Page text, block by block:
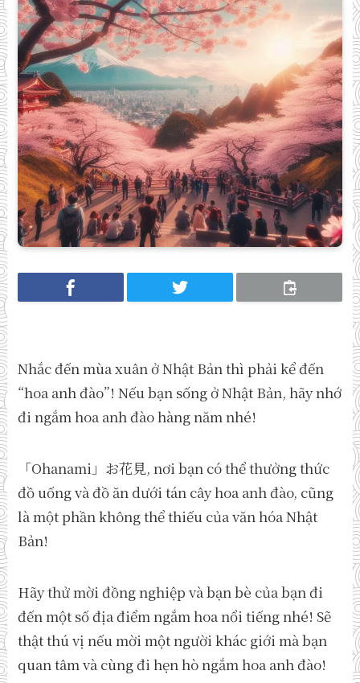
Nhắc đến mùa xuân ở Nhật Bản thì phải kể đến
“hoa anh đào”! Nếu bạn sống ở Nhật Bản, hãy nhớ
đi ngắm hoa anh đào hàng năm nhé!
「Ohanami」お花見, nơi bạn có thể thưởng thức
đồ uống và đồ ăn dưới tán cây hoa anh đào, cũng
là một phần không thể thiếu của văn hóa Nhật
Bản!
Hãy thử mời đồng nghiệp và bạn bè của bạn đi
đến một số địa điểm ngắm hoa nổi tiếng nhé! Sẽ
thật thú vị nếu mời một người khác giới mà bạn
quan tâm và cùng đi hẹn hò ngắm hoa anh đào!